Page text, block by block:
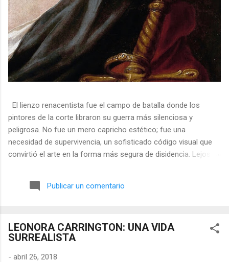
El lienzo renacentista fue el campo de batalla donde los
pintores de la corte libraron su guerra más silenciosa y
peligrosa. No fue un mero capricho estético; fue una
necesidad de supervivencia, un sofisticado código visual que
convirtió el arte en la forma más segura de disidencia. Lejos de
eran agentes dobles, equilibrando su necesidad de mecenazgo
real con la obligación de preservar su integridad política o
encontraron en los símbolos, las distorsiones y los objetos
cotidianos un lenguaje cifrado capaz de eludir a los censores y
desafiar al trono. 🎭 La arquitectura del engaño El retrato
Publicar un comentario
LEONORA CARRINGTON: UNA VIDA
SURREALISTA
- abril 26, 2018